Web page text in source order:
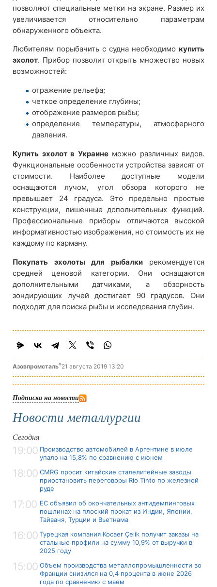
позволяют специальные метки на экране. Размер их
увеличивается относительно параметрам
обнаруженного объекта.
Любителям порыбачить с судна необходимо купить
эхолот. Прибор позволит открыть множество новых
возможностей:
отражение рельефа;
четкое определение глубины;
отображение размеров рыбы;
определение температуры, атмосферного
давления.
Купить эхолот в Украинеможно различных видов.
Функциональные особенности устройства зависят от
стоимости. Наиболее доступные модели
оснащаются лучом, угол обзора которого не
превышает 24 градуса. Это предельно простые
конструкции, лишенные дополнительных функций.
Профессиональные приборы отличаются высокой
информативностью изображения, но стоимость их не
каждому по карману.
Покупать эхолоты для рыбалкирекомендуется
средней ценовой категории. Они оснащаются
дополнительными датчиками, а обзорность
зондирующих лучей достигает 90 градусов. Они
подходят для поиска рыбы и исследования глубин.
Азовпромсталь®21 августа 2019 13:20
Подписка на новости
Новости металлургии
Сегодня
19:00 Производство автомобилей в Аргентине в июле
упало на 15,8% по сравнению с июнем
18:00 CMRG просит китайские сталелитейные заводы
приостановить переговоры Rio Tinto по железной
руде
17:00 ЕС объявил об окончательных антидемпинговых
пошлинах на плоский прокат из Индии, Японии,
Тайваня, Турции и Вьетнама
16:00 Турецкая компания Kocaer Çelik получит заказы на
стальные профили на сумму 10,9% от выручки в
2025 году
15:00 Объем производства металлопромышленности во
Франции снизился на 0,4 процента в июне 2026
года по сравнению с маем